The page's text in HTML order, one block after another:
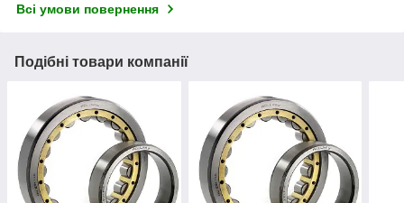
Всі умови повернення
Подібні товари компанії